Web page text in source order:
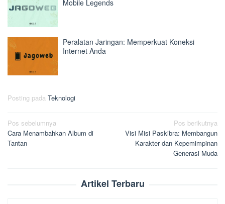
Mobile Legends
Peralatan Jaringan: Memperkuat Koneksi
Internet Anda
Posting pada Teknologi
Navigasi
pos
Pos sebelumnya
Cara Menambahkan Album di
Tantan
Pos berikutnya
Visi Misi Paskibra: Membangun
Karakter dan Kepemimpinan
Generasi Muda
Artikel Terbaru